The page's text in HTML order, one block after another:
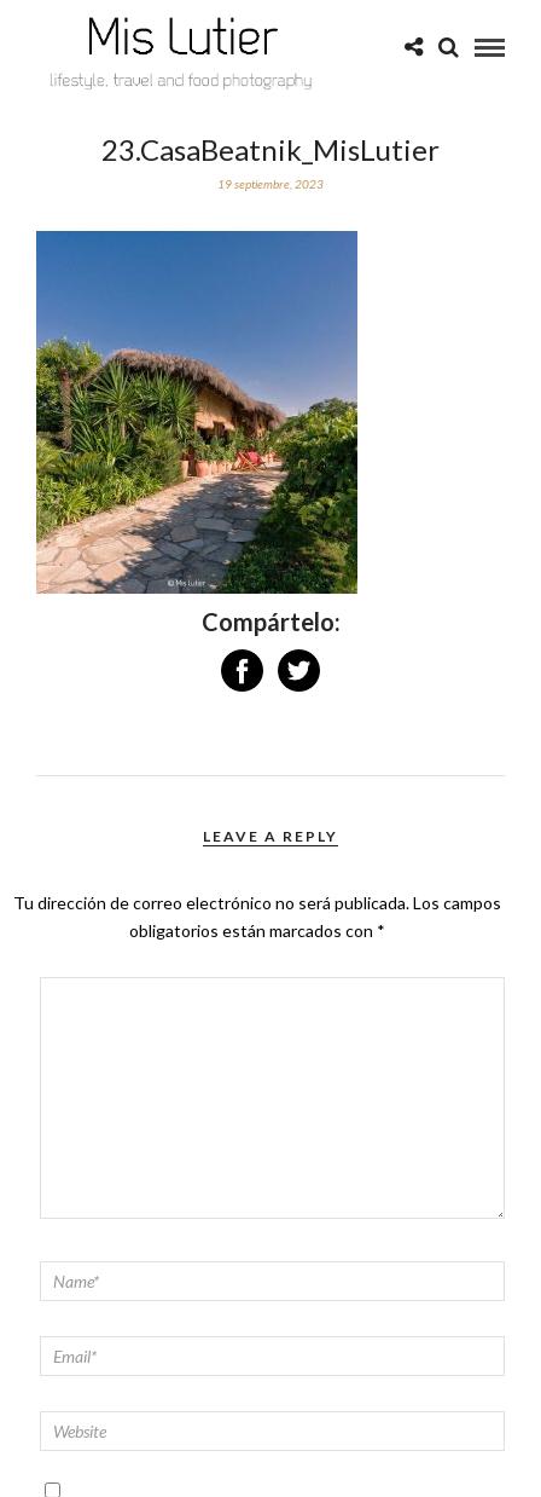
23.CasaBeatnik_MisLutier
19 septiembre, 2023
Compártelo:
LEAVE A REPLY
Tu dirección de correo electrónico no será publicada.Los campos
obligatorios están marcados con *